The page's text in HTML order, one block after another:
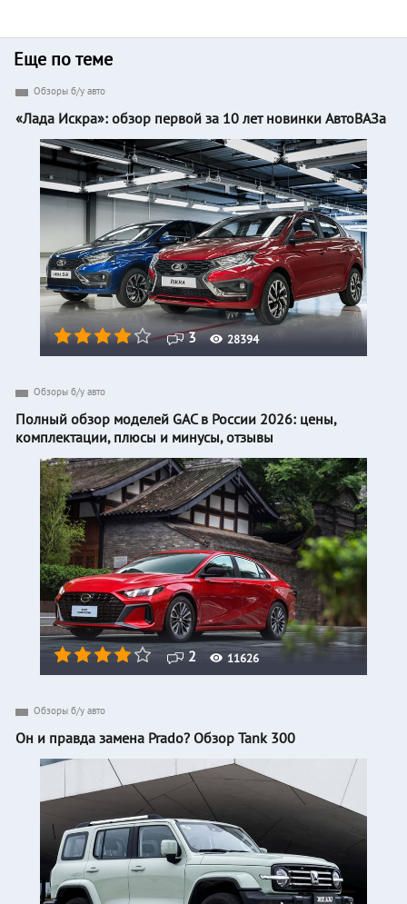
Еще по теме
3 28394
Обзоры б/у авто
«Лада Искра»: обзор первой за 10 лет новинки АвтоВАЗа
2 11626
Обзоры б/у авто
Полный обзор моделей GAC в России 2026: цены,
комплектации, плюсы и минусы, отзывы
Обзоры б/у авто
Он и правда замена Prado? Обзор Tank 300